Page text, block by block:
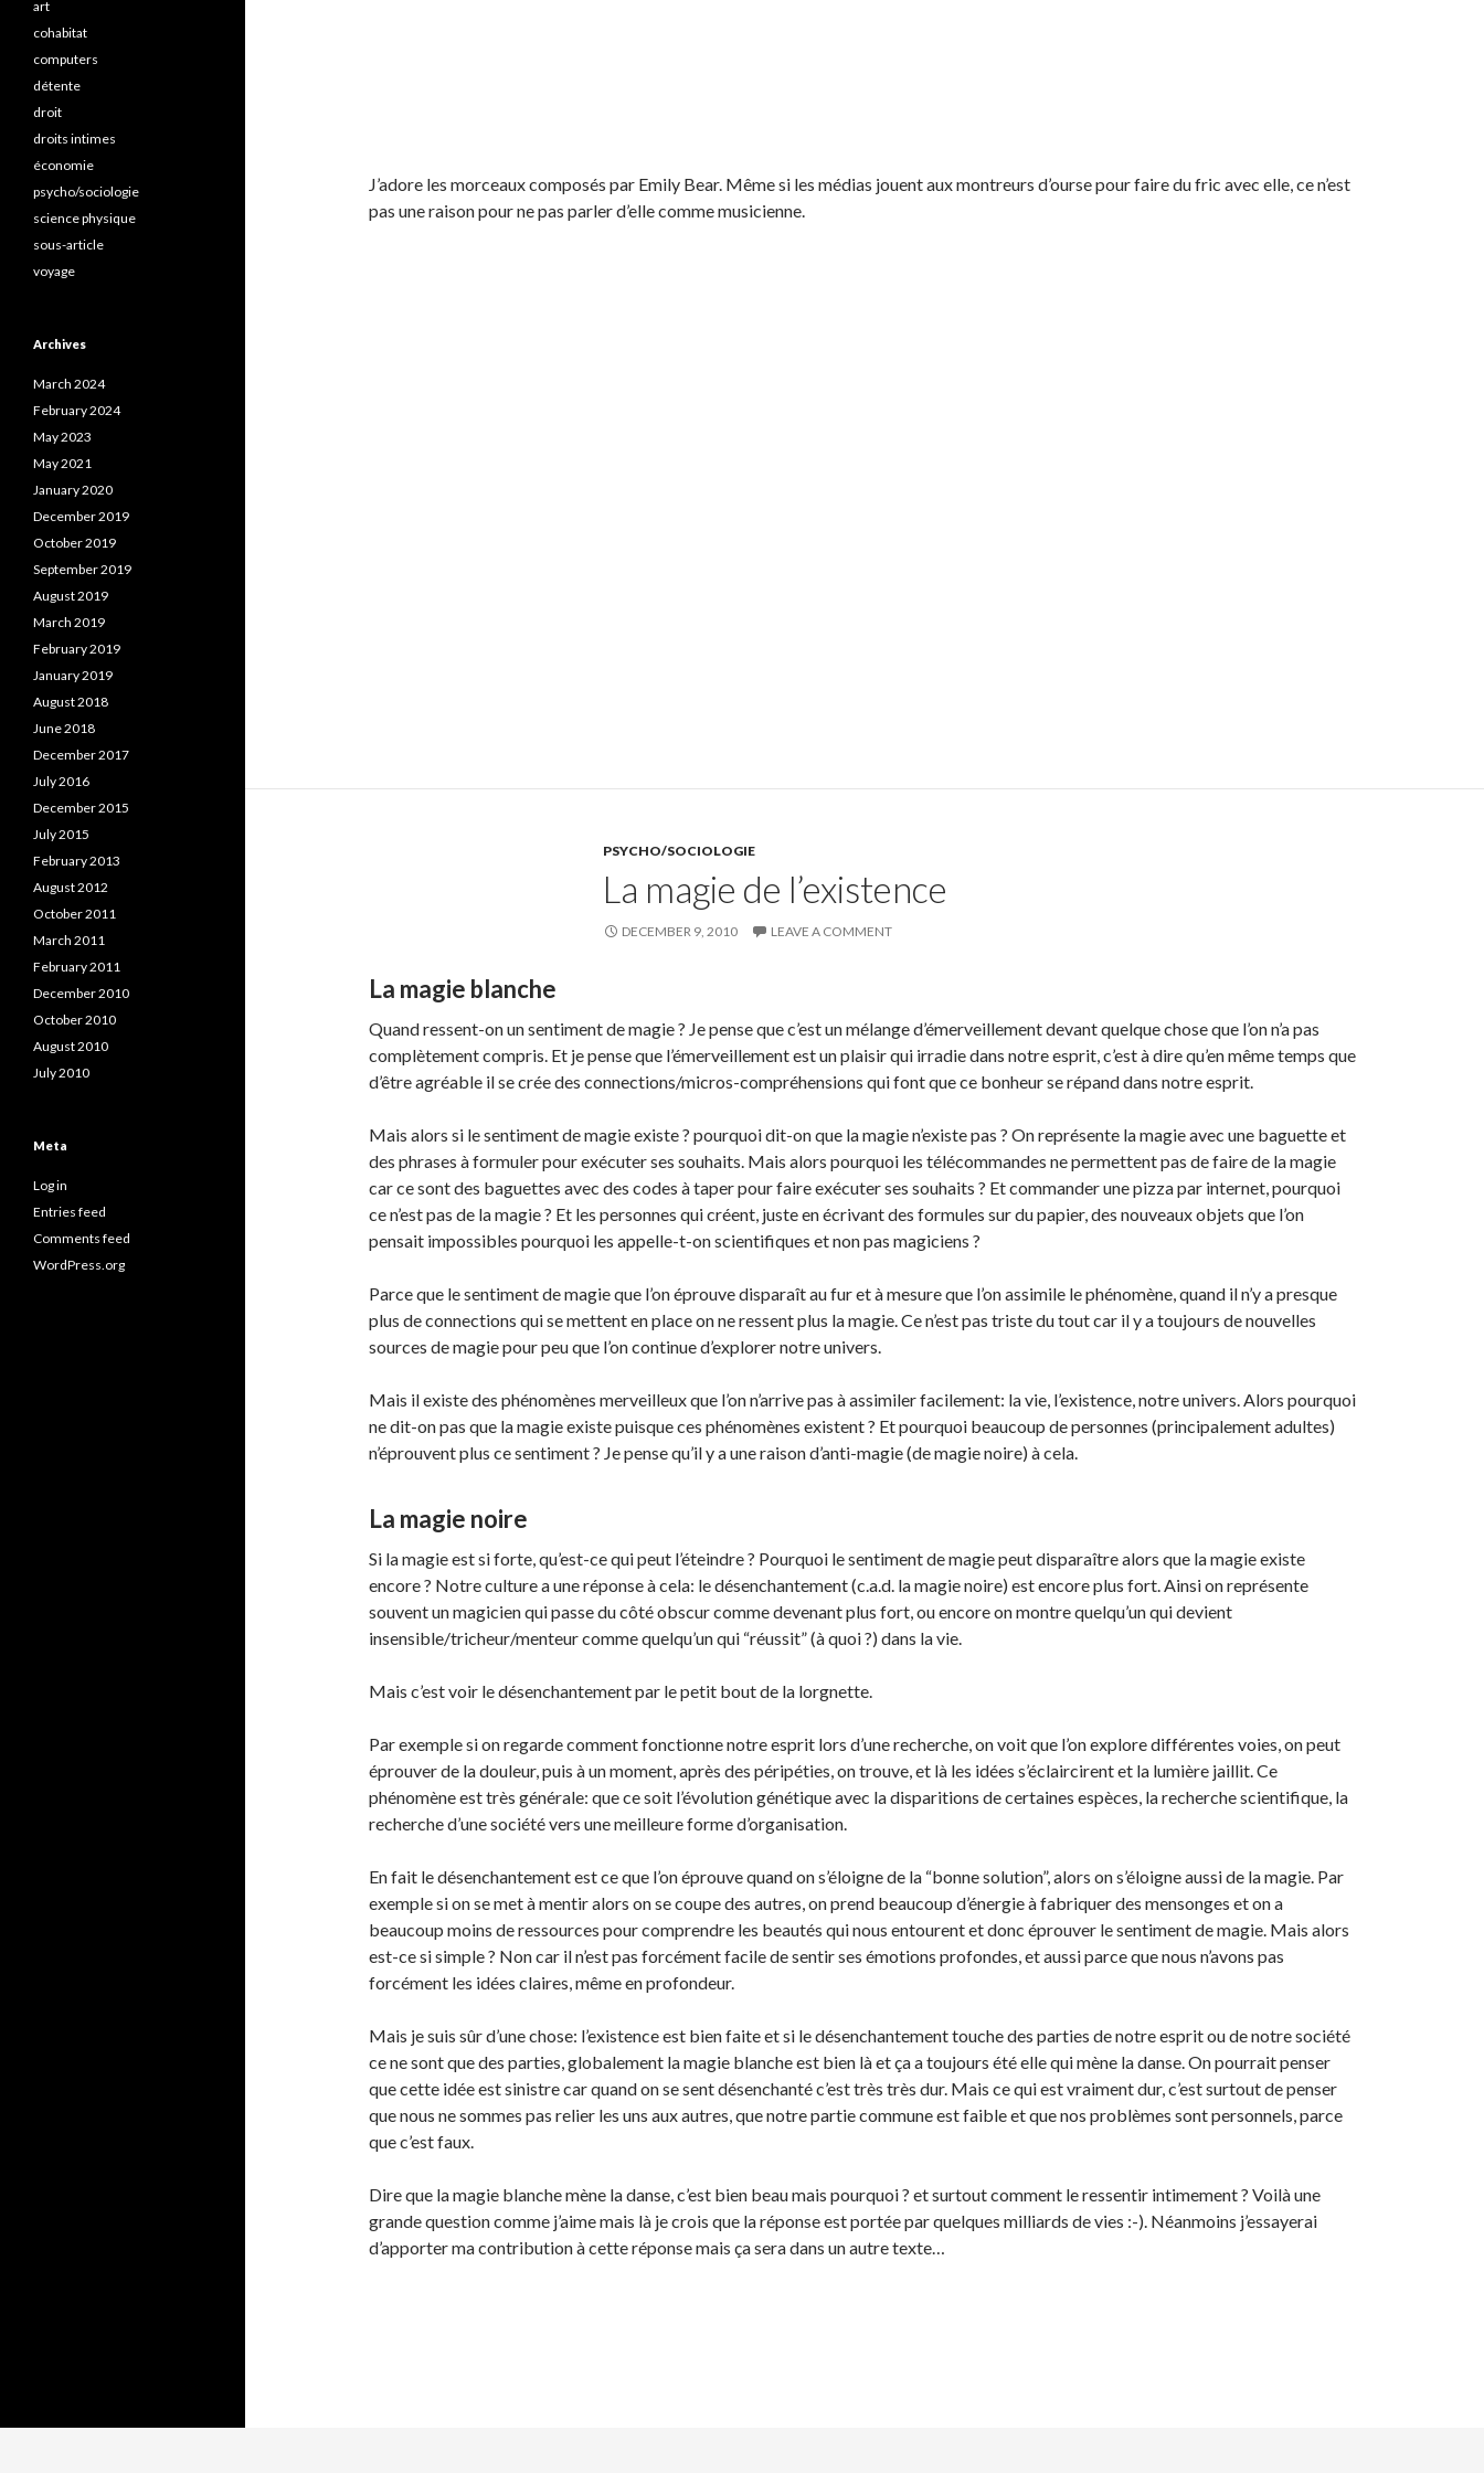
J’adore les morceaux composés par Emily Bear. Même si les médias jouent aux montreurs d’ourse pour faire du fric avec elle, ce n’est
pas une raison pour ne pas parler d’elle comme musicienne.
PSYCHO/SOCIOLOGIE
La magie de l’existence
DECEMBER 9, 2010 LEAVE A COMMENT
La magie blanche
Quand ressent-on un sentiment de magie ? Je pense que c’est un mélange d’émerveillement devant quelque chose que l’on n’a pas
complètement compris. Et je pense que l’émerveillement est un plaisir qui irradie dans notre esprit, c’est à dire qu’en même temps que
d’être agréable il se crée des connections/micros-compréhensions qui font que ce bonheur se répand dans notre esprit.
Mais alors si le sentiment de magie existe ? pourquoi dit-on que la magie n’existe pas ? On représente la magie avec une baguette et
des phrases à formuler pour exécuter ses souhaits. Mais alors pourquoi les télécommandes ne permettent pas de faire de la magie
car ce sont des baguettes avec des codes à taper pour faire exécuter ses souhaits ? Et commander une pizza par internet, pourquoi
ce n’est pas de la magie ? Et les personnes qui créent, juste en écrivant des formules sur du papier, des nouveaux objets que l’on
pensait impossibles pourquoi les appelle-t-on scientifiques et non pas magiciens ?
Parce que le sentiment de magie que l’on éprouve disparaît au fur et à mesure que l’on assimile le phénomène, quand il n’y a presque
plus de connections qui se mettent en place on ne ressent plus la magie. Ce n’est pas triste du tout car il y a toujours de nouvelles
sources de magie pour peu que l’on continue d’explorer notre univers.
Mais il existe des phénomènes merveilleux que l’on n’arrive pas à assimiler facilement: la vie, l’existence, notre univers. Alors pourquoi
ne dit-on pas que la magie existe puisque ces phénomènes existent ? Et pourquoi beaucoup de personnes (principalement adultes)
n’éprouvent plus ce sentiment ? Je pense qu’il y a une raison d’anti-magie (de magie noire) à cela.
La magie noire
Si la magie est si forte, qu’est-ce qui peut l’éteindre ? Pourquoi le sentiment de magie peut disparaître alors que la magie existe
encore ? Notre culture a une réponse à cela: le désenchantement (c.a.d. la magie noire) est encore plus fort. Ainsi on représente
souvent un magicien qui passe du côté obscur comme devenant plus fort, ou encore on montre quelqu’un qui devient
insensible/tricheur/menteur comme quelqu’un qui “réussit” (à quoi ?) dans la vie.
Mais c’est voir le désenchantement par le petit bout de la lorgnette.
Par exemple si on regarde comment fonctionne notre esprit lors d’une recherche, on voit que l’on explore différentes voies, on peut
éprouver de la douleur, puis à un moment, après des péripéties, on trouve, et là les idées s’éclaircirent et la lumière jaillit. Ce
phénomène est très générale: que ce soit l’évolution génétique avec la disparitions de certaines espèces, la recherche scientifique, la
recherche d’une société vers une meilleure forme d’organisation.
En fait le désenchantement est ce que l’on éprouve quand on s’éloigne de la “bonne solution”, alors on s’éloigne aussi de la magie. Par
exemple si on se met à mentir alors on se coupe des autres, on prend beaucoup d’énergie à fabriquer des mensonges et on a
beaucoup moins de ressources pour comprendre les beautés qui nous entourent et donc éprouver le sentiment de magie. Mais alors
est-ce si simple ? Non car il n’est pas forcément facile de sentir ses émotions profondes, et aussi parce que nous n’avons pas
forcément les idées claires, même en profondeur.
Mais je suis sûr d’une chose: l’existence est bien faite et si le désenchantement touche des parties de notre esprit ou de notre société
ce ne sont que des parties, globalement la magie blanche est bien là et ça a toujours été elle qui mène la danse. On pourrait penser
que cette idée est sinistre car quand on se sent désenchanté c’est très très dur. Mais ce qui est vraiment dur, c’est surtout de penser
que nous ne sommes pas relier les uns aux autres, que notre partie commune est faible et que nos problèmes sont personnels, parce
que c’est faux.
Dire que la magie blanche mène la danse, c’est bien beau mais pourquoi ? et surtout comment le ressentir intimement ? Voilà une
grande question comme j’aime mais là je crois que la réponse est portée par quelques milliards de vies :-). Néanmoins j’essayerai
d’apporter ma contribution à cette réponse mais ça sera dans un autre texte…
art
cohabitat
computers
détente
droit
droits intimes
économie
psycho/sociologie
science physique
sous-article
voyage
Archives
March 2024
February 2024
May 2023
May 2021
January 2020
December 2019
October 2019
September 2019
August 2019
March 2019
February 2019
January 2019
August 2018
June 2018
December 2017
July 2016
December 2015
July 2015
February 2013
August 2012
October 2011
March 2011
February 2011
December 2010
October 2010
August 2010
July 2010
Meta
Log in
Entries feed
Comments feed
WordPress.org